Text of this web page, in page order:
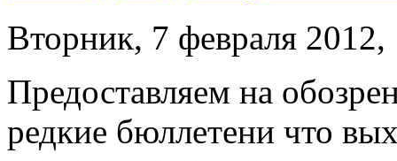
Вторник, 7 февраля 2012,
Предоставляем на
редкие бюллетени что